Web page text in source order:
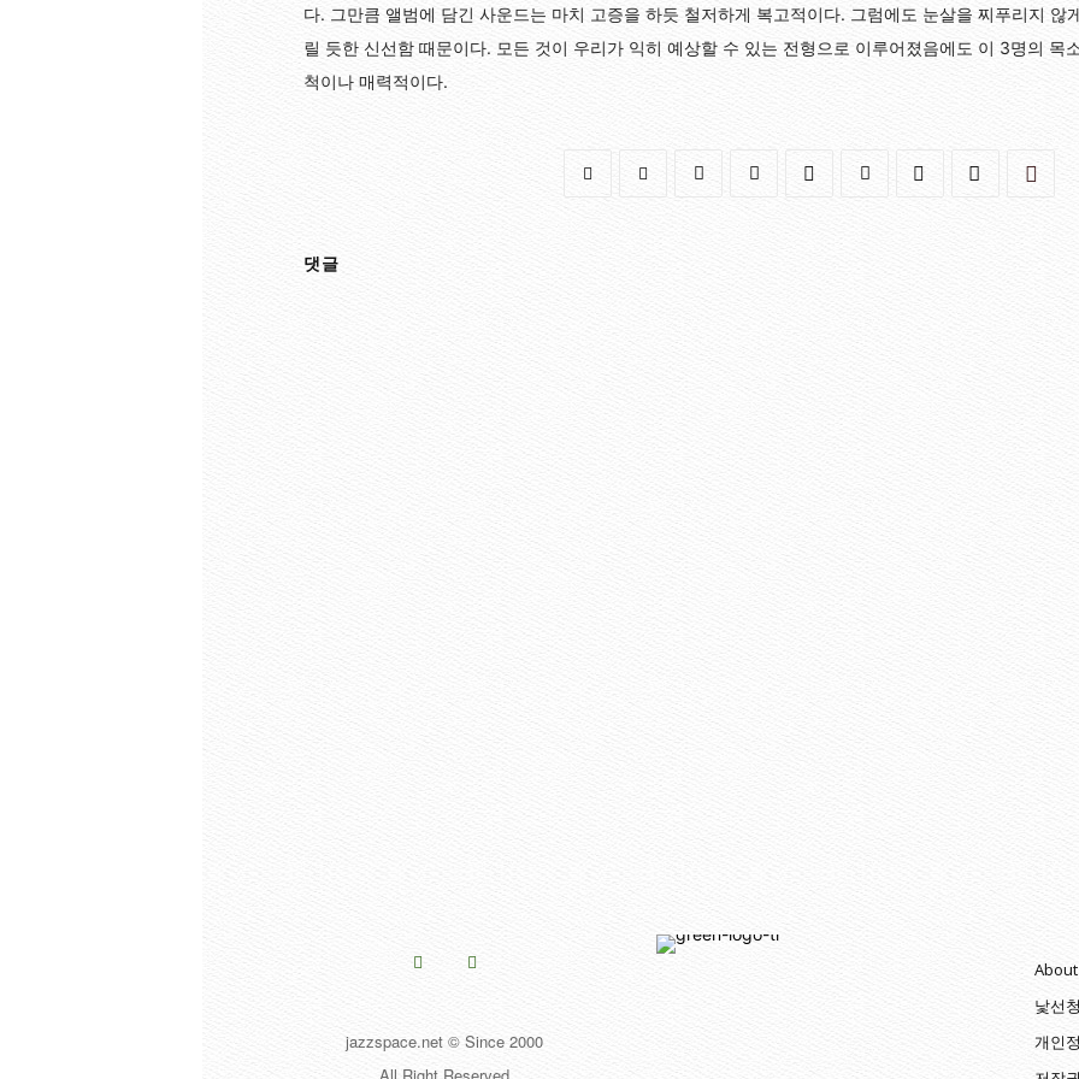
다. 그만큼 앨범에 담긴 사운드는 마치 고증을 하듯 철저하게 복고적이다. 그럼에도 눈살을 찌푸리지 않
릴 듯한 신선함 때문이다. 모든 것이 우리가 익히 예상할 수 있는 전형으로 이루어졌음에도 이 3명의 목
척이나 매력적이다.
댓글
jazzspace.net © Since 2000
About
낯선
개인